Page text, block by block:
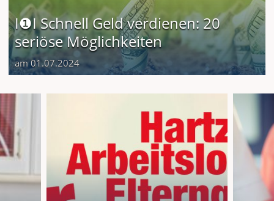
I❶I Schnell Geld verdienen: 20
seriöse Möglichkeiten
am 01.07.2024